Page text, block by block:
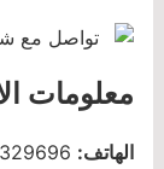
معلومات
الهاتف: